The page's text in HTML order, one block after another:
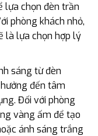
lựa chọn đèn trần
phòng khách nhỏ,
là lựa chọn hợp lý
sáng từ đèn
đến tâm
Đối với phòng
vàng ấm để tạo
ánh sáng trắng